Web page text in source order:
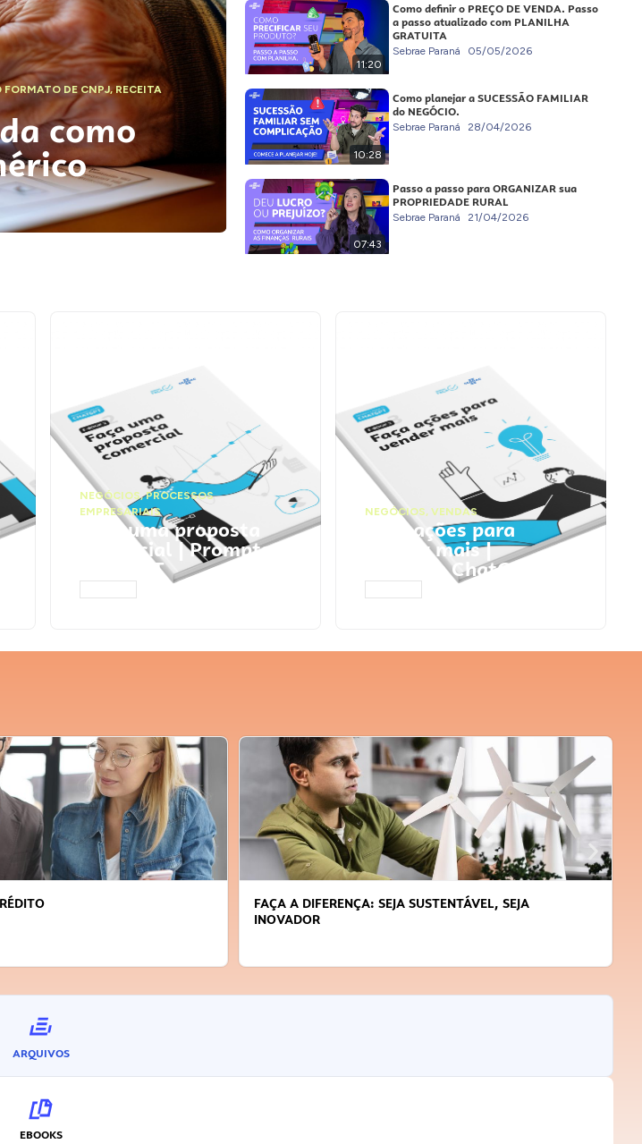
FORMATO DE CNPJ,RECEITA
como
11:20
Como definir o PREÇO DE VENDA. Passo
a passo atualizado com PLANILHA
GRATUITA
Sebrae Paraná 05/05/2026
10:28
Como planejar a SUCESSÃO FAMILIAR
do NEGÓCIO.
Sebrae Paraná 28/04/2026
07:43
Passo a passo para ORGANIZAR sua
PROPRIEDADE RURAL
Sebrae Paraná 21/04/2026
NEGÓCIOS,PROCESSOS
EMPRESARIAIS
Faça uma proposta
comercial | Prompts
ChatGPT
NEGÓCIOS, VENDAS
Faça ações para
vender mais |
Prompts ChatGPT
FAÇA A DIFERENÇA: SEJA SUSTENTÁVEL, SEJA
INOVADOR
ARQUIVOS
EBOOKS